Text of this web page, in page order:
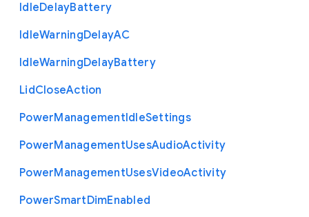
IdleDelayBattery
IdleWarningDelayAC
IdleWarningDelayBattery
LidCloseAction
PowerManagementIdleSettings
PowerManagementUsesAudioActivity
PowerManagementUsesVideoActivity
PowerSmartDimEnabled